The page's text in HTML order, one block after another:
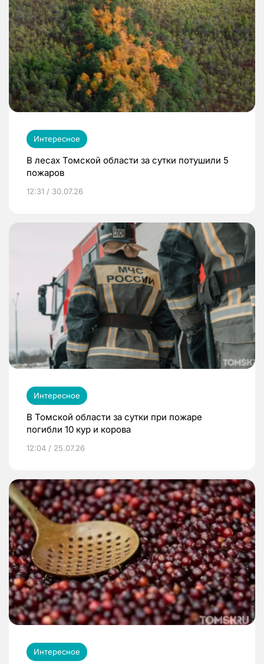
Интересное
В лесах Томской области за сутки потушили 5
пожаров
12:31 / 30.07.26
Интересное
В Томской области за сутки при пожаре
погибли 10 кур и корова
12:04 / 25.07.26
Интересное